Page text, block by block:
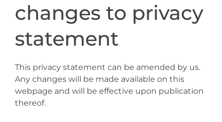
changes to privacy
statement
This privacy statement can be amended by us.
Any changes will be made available on this
webpage and will be effective upon publication
thereof.